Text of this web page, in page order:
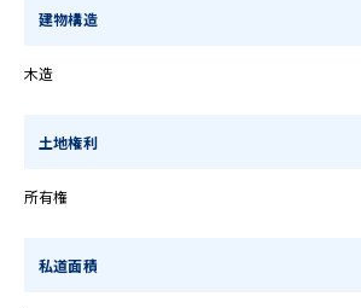
建物構造
木造
土地権利
所有権
私道面積